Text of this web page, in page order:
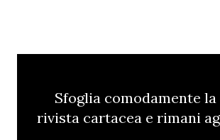
Sfoglia comodamente
rivista cartacea e rimani